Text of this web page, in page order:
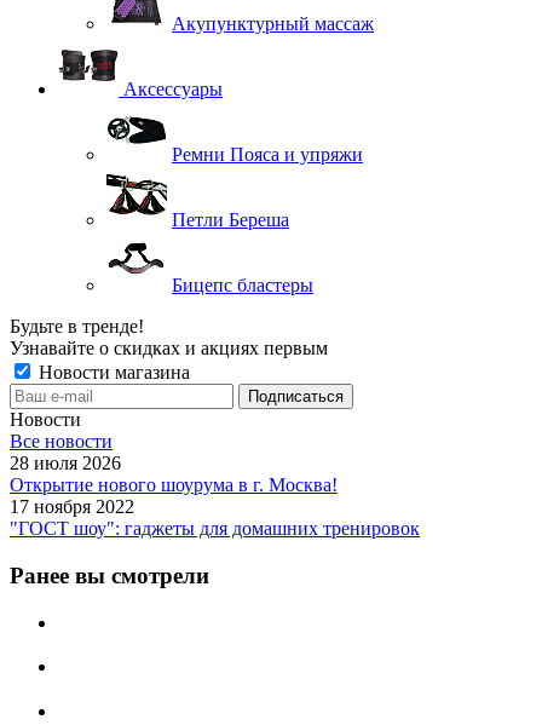
Акупунктурный массаж
Аксессуары
Ремни Пояса и упряжи
Петли Береша
Бицепс бластеры
Будьте в тренде!
Узнавайте о скидках и акциях первым
Новости магазина
Новости
Все новости
28 июля 2026
Открытие нового шоурума в г. Москва!
17 ноября 2022
"ГОСТ шоу": гаджеты для домашних тренировок
Ранее вы смотрели